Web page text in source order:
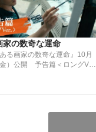
家の数奇な運命
る画家の数奇な運命』10月
）公開 予告篇＜ロングVer.